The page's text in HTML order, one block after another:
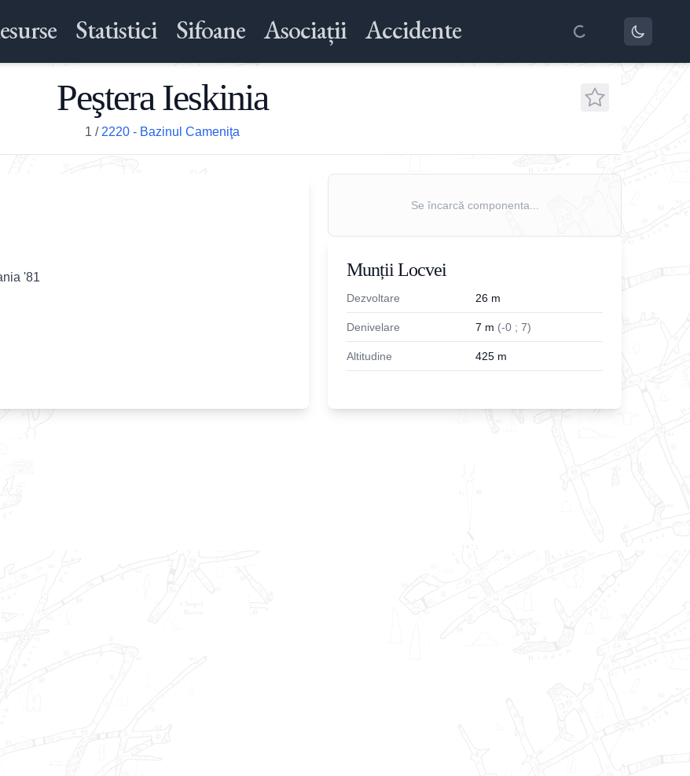
Statistici Sifoane Asociații Accidente
Peştera Ieskinia
1 / 2220 - Bazinul Cameniţa
'81
Se încarcă componenta...
Munții Locvei
Dezvoltare 26 m
Denivelare 7 m (-0 ; 7)
Altitudine 425 m